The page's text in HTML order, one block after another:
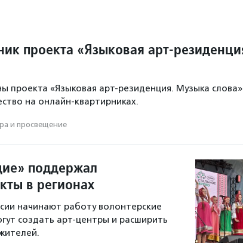
проекта «Языковая арт-
проекта «Языковая арт-резиденция. Музыка слова»
на онлайн-квартирниках.
и просвещение
поддержал
в регионах
начинают работу волонтерские
создать арт-центры и расширить